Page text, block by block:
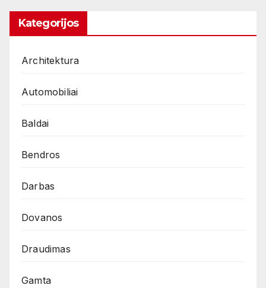
Kategorijos
Architektura
Automobiliai
Baldai
Bendros
Darbas
Dovanos
Draudimas
Gamta